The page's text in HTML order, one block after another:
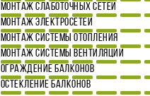
МОНТАЖ СЛАБОТОЧНЫХ СЕТЕЙ
МОНТАЖ ЭЛЕКТРОСЕТЕЙ
МОНТАЖ СИСТЕМЫ ОТОПЛЕНИЯ
МОНТАЖ СИСТЕМЫ ВЕНТИЛЯЦИИ
ОГРАЖДЕНИЕ БАЛКОНОВ
ОСТЕКЛЕНИЕ БАЛКОНОВ